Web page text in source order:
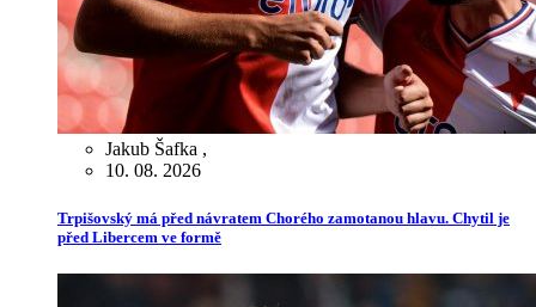
Jakub Šafka ,
10. 08. 2026
Trpišovský má před návratem Chorého zamotanou hlavu. Chytil je
před Libercem ve formě